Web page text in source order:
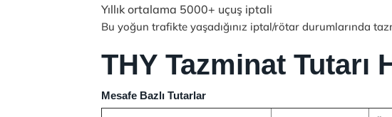
Yıllık ortalama 5000+ uçuş iptali
Bu yoğun trafikte yaşadığınız iptal/rötar durumlarında
THY Tazminat Tutarı
Mesafe Bazlı Tutarlar